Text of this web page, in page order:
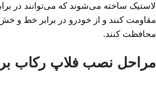
لاستیک ساخته می‌شوند که می‌توانند در
مقاومت کنند و از خودرو در برابر خط و
محافظت کنند.
مراحل نصب فلاپ رکاب بر